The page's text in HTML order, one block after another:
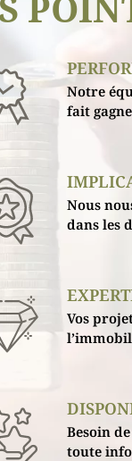
Notre
fait
Nous
dans les
Vos
Besoin
toute